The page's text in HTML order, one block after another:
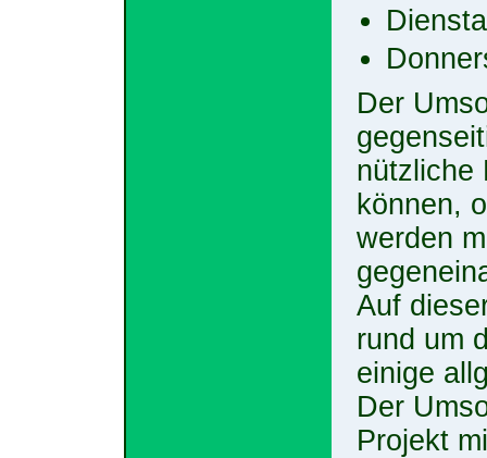
Der
nützliche
können,
werden
Auf
rund um
einige
Der
Projekt